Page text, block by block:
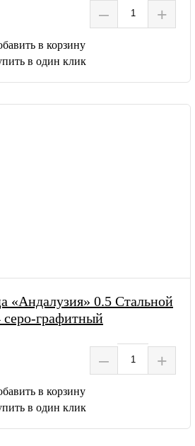
– +
в корзину
в один клик
«Андалузия» 0.5 Стальной
серо-графитный
– +
в корзину
в один клик